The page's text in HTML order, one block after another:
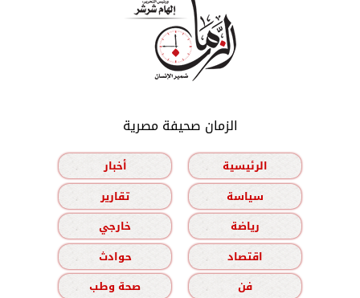
الزمان صحيفة مصرية
الرئيسية
أخبار
سياسة
تقارير
رياضة
خارجي
اقتصاد
حوادث
فن
صحة وطب